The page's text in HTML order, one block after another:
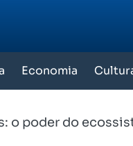
Economia
o poder do